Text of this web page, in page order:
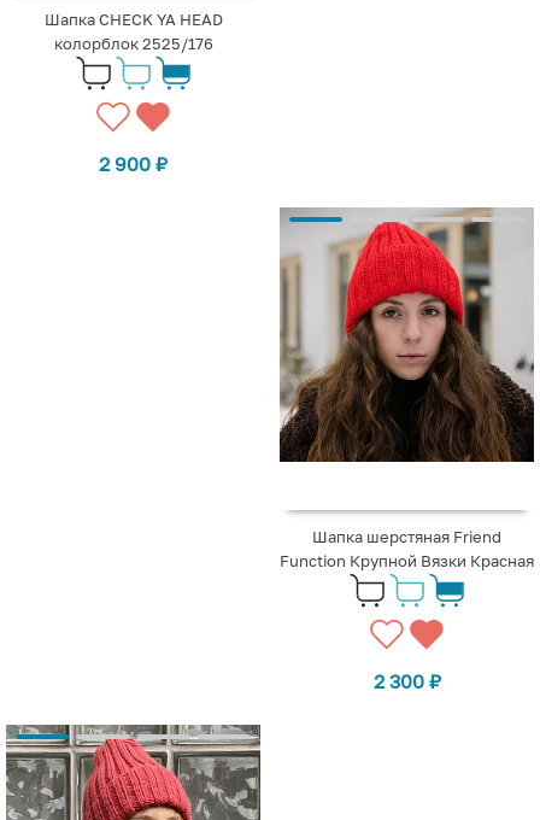
Шапка CHECK YA HEAD
колорблок 2525/176
2 900 ₽
Шапка шерстяная Friend
Function Крупной Вязки Красная
2 300 ₽